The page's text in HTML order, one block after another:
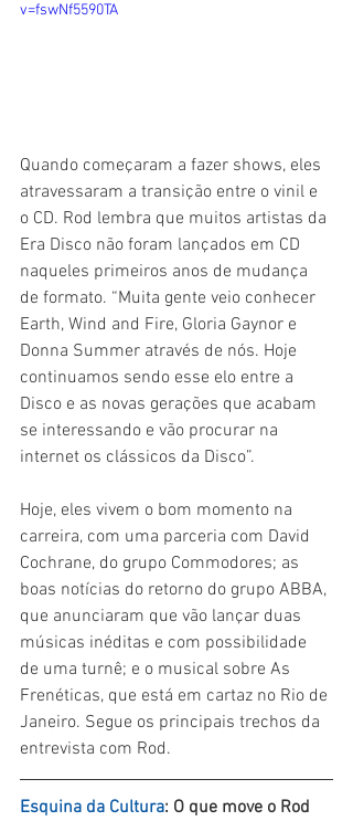
v=fswNf5590TA
Quando começaram a fazer shows, eles
atravessaram a transição entre o vinil e
o CD. Rod lembra que muitos artistas da
Era Disco não foram lançados em CD
naqueles primeiros anos de mudança
de formato. “Muita gente veio conhecer
Earth, Wind and Fire, Gloria Gaynor e
Donna Summer através de nós. Hoje
continuamos sendo esse elo entre a
Disco e as novas gerações que acabam
se interessando e vão procurar na
internet os clássicos da Disco”.
Hoje, eles vivem o bom momento na
carreira, com uma parceria com David
Cochrane, do grupo Commodores; as
boas notícias do retorno do grupo ABBA,
que anunciaram que vão lançar duas
músicas inéditas e com possibilidade
de uma turnê; e o musical sobre As
Frenéticas, que está em cartaz no Rio de
Janeiro. Segue os principais trechos da
entrevista com Rod.
Esquina da Cultura: O que move o Rod